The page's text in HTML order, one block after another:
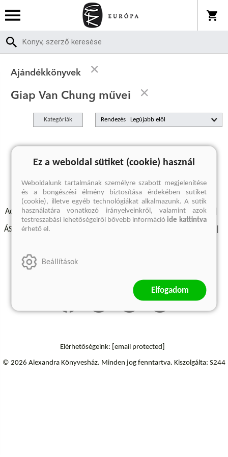
Ajándékkönyvek
Giap Van Chung művei
Kategóriák Rendezés
A keresett kifejezésre nincs találat
Adatvédelmi szabályzatok Elállási felmondási nyilatkozat
ÁSZF - Vásárlási feltételek
Szállítási információk
Elérhetőségeink: [email protected]
© 2026 Alexandra Könyvesház. Minden jog fenntartva. Kiszolgálta: S244
Ez a weboldal sütiket (cookie) használ
Weboldalunk tartalmának személyre szabott megjelenítése
és a böngészési élmény biztosítása érdekében sütiket
(cookie), illetve egyéb technológiákat alkalmazunk. A sütik
használatára vonatkozó irányelveinkről, valamint azok
testreszabási lehetőségeiről bővebb információide kattintva
érhető el.
Beállítások
Elfogadom